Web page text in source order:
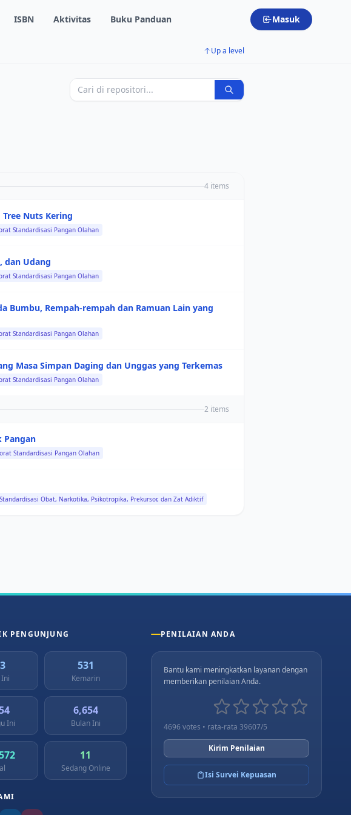
ISBN Aktivitas Buku Panduan Masuk
Up a level
4 items
Nuts Kering
Standardisasi Pangan Olahan
dan Udang
Standardisasi Pangan Olahan
Rempah-rempah dan Ramuan Lain yang
Standardisasi Pangan Olahan
Masa Simpan Daging dan Unggas yang Terkemas
Standardisasi Pangan Olahan
2 items
Pangan
Standardisasi Pangan Olahan
Obat, Narkotika, Psikotropika, Prekursor, dan Zat Adiktif
PENGUNJUNG
531
Kemarin
Ini
6,654
Bulan Ini
11
Sedang Online
PENILAIAN ANDA
Bantu kami meningkatkan layanan dengan
memberikan penilaian Anda.
4696 votes • rata-rata 39607/5
Kirim Penilaian
Isi Survei Kepuasan